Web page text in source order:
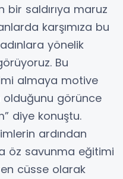
bir saldırıya maruz
karşımıza bu
yönelik
Bu
almaya motive
olduğunu görünce
diye konuştu.
ardından
öz savunma eğitimi
cüsse olarak